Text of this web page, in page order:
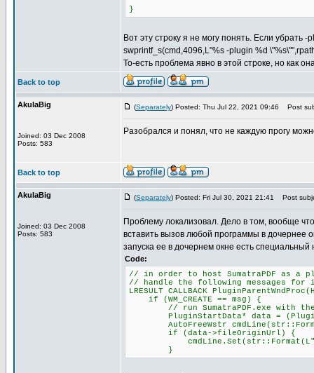
}
Вот эту строку я не могу понять. Если убрать
swprintf_s(cmd,4096,L"%s -plugin %d
То-есть проблема явно в этой строке, но как
Back to top
AkulaBig
Joined: 03 Dec 2008
Posts: 583
(Separately) Posted: Thu Jul 22, 2021 09:46 Post
Разобрался и понял, что не каждую прогу
Back to top
AkulaBig
Joined: 03 Dec 2008
Posts: 583
(Separately) Posted: Fri Jul 30, 2021 21:41 Post
Проблему локализовал. Дело в том, вообще
вставить вызов любой программы в дочернее
запуска ее в дочернем окне есть
Code:
// in order to host SumatraPDF as a
// handle the following messages
LRESULT CALLBACK
if (WM_CREATE == msg) {
// run SumatraPDF.exe with the -
PluginStartData* data =
AutoFreeWstr
if (data->fileOriginUrl) {
cmdLine.Set(str::Format(L"-
}